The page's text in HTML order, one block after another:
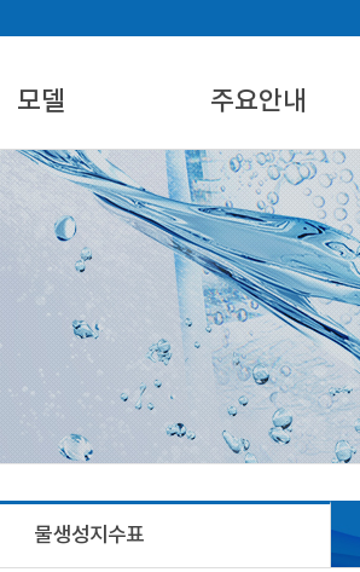
모델
제품
시스템 개요
별 제원
주요안내
설치활용지역
물생성지수표
산업재산권
물생성지수표